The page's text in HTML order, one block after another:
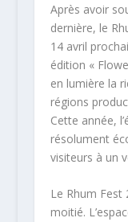
Après avoir
dernière, le
14 avril
édition «
en lumière la
régions
Cette année,
résolument
visiteurs à un
Le Rhum Fest
moitié.